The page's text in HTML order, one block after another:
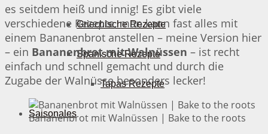
Griechische Rezepte
Spanische Rezepte
Tapas Rezepte
Saisonales
es seitdem heiß und innig! Es gibt viele
verschiedene Rezepte, man kann fast alles mit
einem Bananenbrot anstellen – meine Version hier
– ein Bananenbrot mit Walnüssen – ist recht
einfach und schnell gemacht und durch die
Zugabe der Walnüsse besonders lecker!
Bananenbrot mit Walnüssen | Bake to the roots